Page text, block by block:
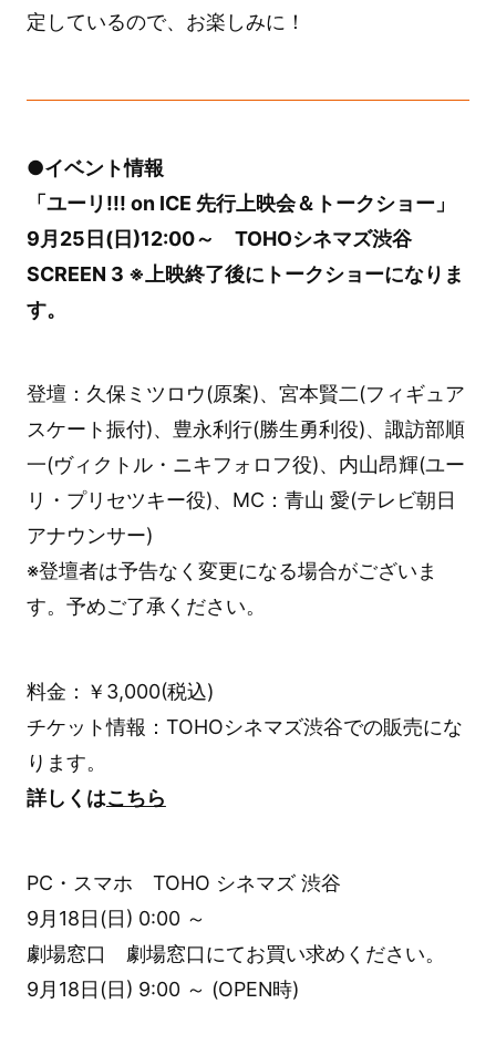
定しているので、お楽しみに！
●イベント情報
「ユーリ!!! on ICE 先行上映会＆トークショー」
9月25日(日)12:00～ TOHOシネマズ渋谷
SCREEN 3 ※上映終了後にトークショーになりま
す。
登壇：久保ミツロウ(原案)、宮本賢二(フィギュア
スケート振付)、豊永利行(勝生勇利役)、諏訪部順
一(ヴィクトル・ニキフォロフ役)、内山昂輝(ユー
リ・プリセツキー役)、MC：青山 愛(テレビ朝日
アナウンサー)
※登壇者は予告なく変更になる場合がございま
す。予めご了承ください。
料金：￥3,000(税込)
チケット情報：TOHOシネマズ渋谷での販売にな
ります。
詳しくはこちら
PC・スマホ TOHO シネマズ 渋谷
9月18日(日) 0:00 ～
劇場窓口 劇場窓口にてお買い求めください。
9月18日(日) 9:00 ～ (OPEN時)